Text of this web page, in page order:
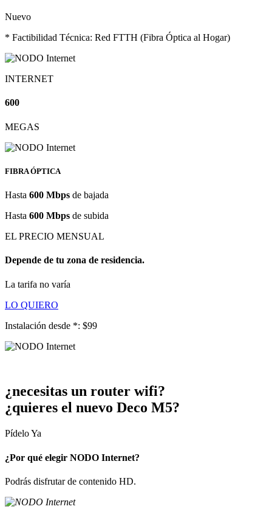
Nuevo
* Factibilidad Técnica: Red FTTH (Fibra Óptica al Hogar)
INTERNET
600
MEGAS
FIBRA ÓPTICA
Hasta 600 Mbps de bajada
Hasta 600 Mbps de subida
EL PRECIO MENSUAL
Depende de tu zona de residencia.
La tarifa no varía
LO QUIERO
Instalación desde *: $99
¿necesitas un router wifi?
¿quieres el nuevo Deco M5?
Pídelo Ya
¿Por qué elegir NODO Internet?
Podrás disfrutar de contenido HD.